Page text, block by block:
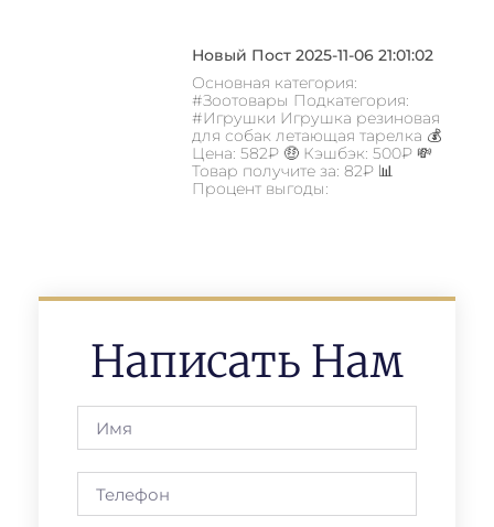
Новый Пост 2025-11-06 21:01:02
Основная категория:
#Зоотовары Подкатегория:
#Игрушки Игрушка резиновая
для собак летающая тарелка 💰
Цена: 582₽ 🤑 Кэшбэк: 500₽ 💸
Товар получите за: 82₽ 📊
Процент выгоды:
Написать Нам